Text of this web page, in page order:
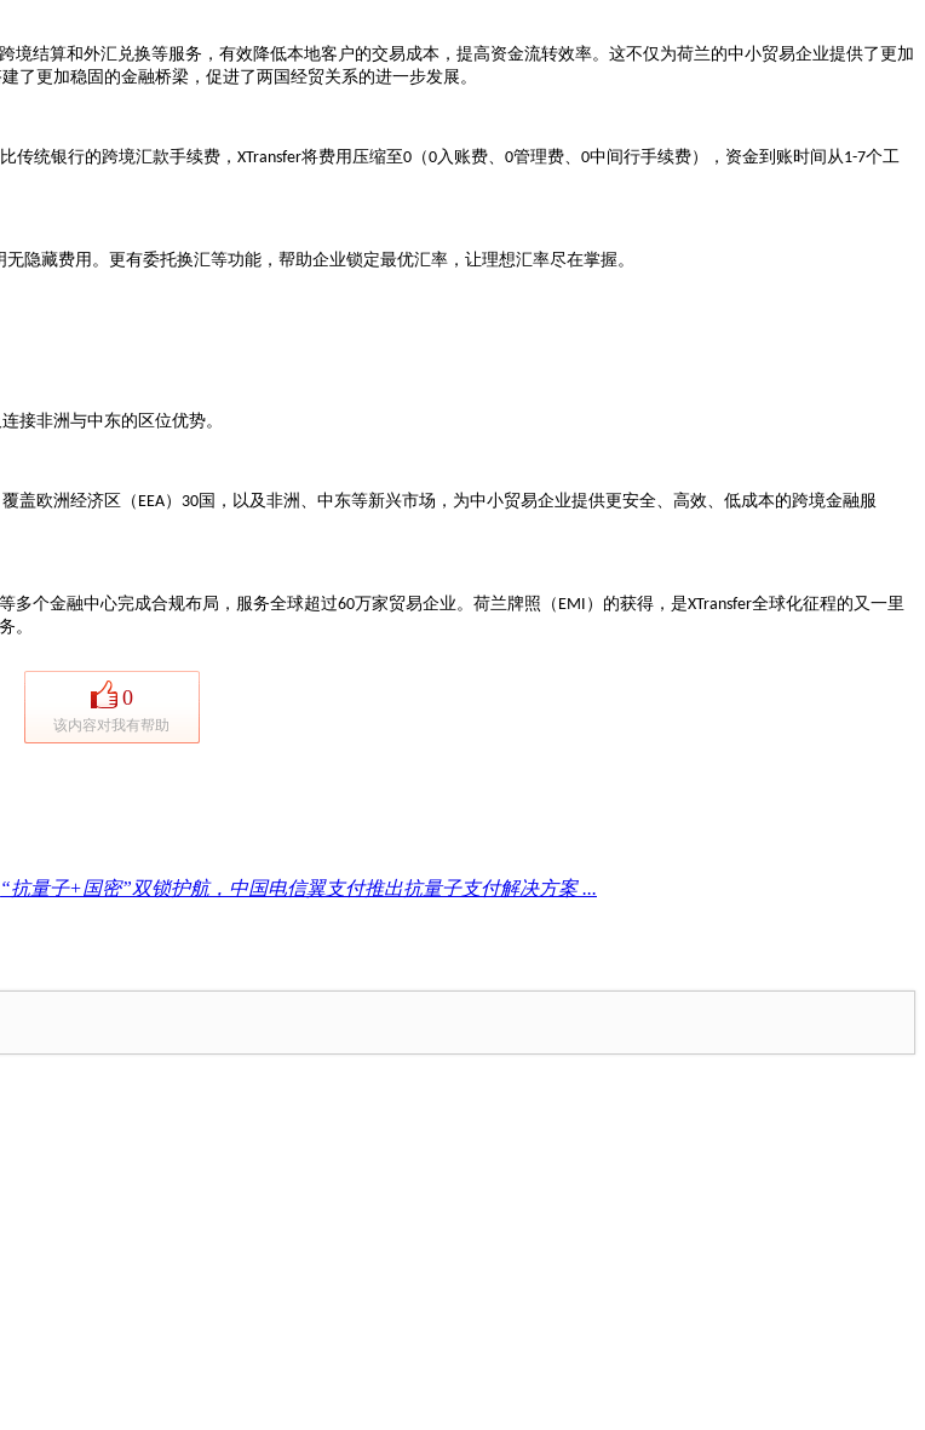
境结算和外汇兑换等服务，有效降低本地客户的交易成本，提高资金流转效率。这不仅为荷兰的中小贸易企业提供了更加
了更加稳固的金融桥梁，促进了两国经贸关系的进一步发展。
传统银行的跨境汇款手续费， XTransfer将费用压缩至0 （0 入账费、 0管理费、 0中间行手续费），资金到账时间从 1-7个工
隐藏费用。更有委托换汇等功能，帮助企业锁定最优汇率，让理想汇率尽在掌握。
接非洲与中东的区位优势。
盖欧洲经济区（ EEA） 30 国，以及非洲、中东等新兴市场，为中小贸易企业提供更安全、高效、低成本的跨境金融服
多个金融中心完成合规布局，服务全球超过60万家贸易企业。荷兰牌照（ EMI ）的获得，是XTransfer全球化征程的又一里
。
0
该内容对我有帮助
“抗量子+国密”双锁护航，中国电信翼支付推出抗量子支付解决方案 ...